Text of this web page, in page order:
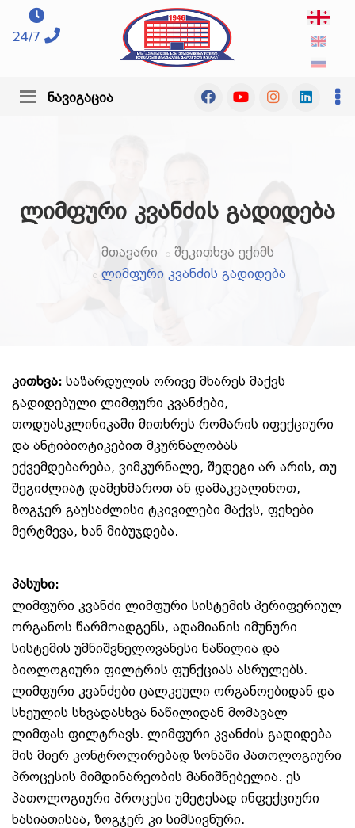
24/7
ნავიგაცია
ლიმფური კვანძის გადიდება
მთავარი
შეკითხვა ექიმს
ლიმფური კვანძის გადიდება
კითხვა: საზარდულის ორივე მხარეს მაქვს
გადიდებული ლიმფური კვანძები,
თოდუასკლინიკაში მითხრეს რომარის იფექციური
და ანტიბიოტიკებით მკურნალობას
ექვემდებარება, ვიმკურნალე, შედეგი არ არის, თუ
შეგიძლიატ დამეხმაროთ ან დამაკვალინოთ,
ზოგჯერ გაუსაძლისი ტკივილები მაქვს, ფეხები
მერტმევა, ხან მიბუჯდება.
პასუხი:
ლიმფური კვანძი ლიმფური სისტემის პერიფერიულ
ორგანოს წარმოადგენს, ადამიანის იმუნური
სისტემის უმნიშვნელოვანესი ნაწილია და
ბიოლოგიური ფილტრის ფუნქციას ასრულებს.
ლიმფური კვანძები ცალკეული ორგანოებიდან და
სხეულის სხვადასხვა ნაწილიდან მომავალ
ლიმფას ფილტრავს. ლიმფური კვანძის გადიდება
მის მიერ კონტროლირებად ზონაში პათოლოგიური
პროცესის მიმდინარეობის მანიშნებელია. ეს
პათოლოგიური პროცესი უმეტესად ინფექციური
ხასიათისაა, ზოგჯერ კი სიმსივნური.